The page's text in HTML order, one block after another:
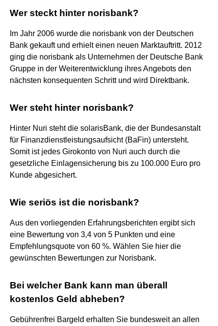
Wer steckt hinter norisbank?
Im Jahr 2006 wurde die norisbank von der Deutschen
Bank gekauft und erhielt einen neuen Marktauftritt. 2012
ging die norisbank als Unternehmen der Deutsche Bank
Gruppe in der Weiterentwicklung ihres Angebots den
nächsten konsequenten Schritt und wird Direktbank.
Wer steht hinter norisbank?
Hinter Nuri steht die solarisBank, die der Bundesanstalt
für Finanzdienstleistungsaufsicht (BaFin) untersteht.
Somit ist jedes Girokonto von Nuri auch durch die
gesetzliche Einlagensicherung bis zu 100.000 Euro pro
Kunde abgesichert.
Wie seriös ist die norisbank?
Aus den vorliegenden Erfahrungsberichten ergibt sich
eine Bewertung von 3,4 von 5 Punkten und eine
Empfehlungsquote von 60 %. Wählen Sie hier die
gewünschten Bewertungen zur Norisbank.
Bei welcher Bank kann man überall
kostenlos Geld abheben?
Gebührenfrei Bargeld erhalten Sie bundesweit an allen